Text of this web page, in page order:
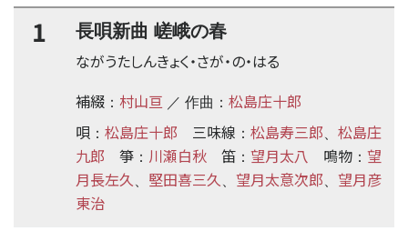
1 長唄新曲 嵯峨の春
ながうたしんきょく・さが・の・はる
補綴 ： 村山亘 ／ 作曲： 松島庄十郎
唄 ： 松島庄十郎 三味線 ： 松島寿三郎
松島庄
九郎
箏 ： 川瀬白秋 笛 ： 望月太八 鳴物 ： 望
月長左久
堅田喜三久 望月太意次郎
望月彦
東治